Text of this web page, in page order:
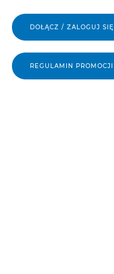
DOŁĄCZ / ZALOGUJ SIĘ
REGULAMIN PROMOCJI